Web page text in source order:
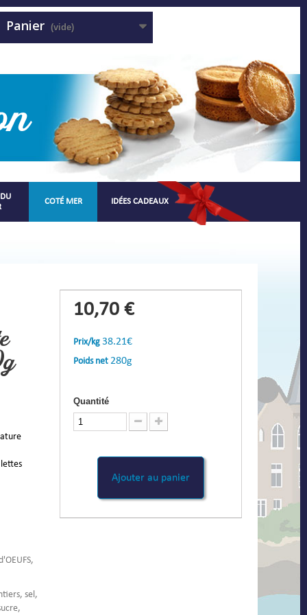
Panier (vide)
COTÉ MER IDÉES CADEAUX
sel,
10,70 €
Prix/kg 38.21€
Poids net 280g
Quantité
Ajouter au panier